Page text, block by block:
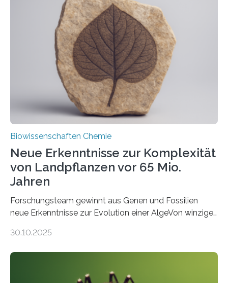
und Dr. Ismaila Francis Yusuf hat nun einen bislang
unbekannten Qualitätskontrollmechanismus des
peroxisomalen Proteintransports in der Bäckerhefe
Saccharomyces cerevisiae entdeckt, der für die
Funktionsfähigkeit der Organellen entscheidend ist. Die
Studie wurde am 28. Oktober 2025 in der
Fachzeitschrift…
Biowissenschaften Chemie
Neue Erkenntnisse zur Komplexität
von Landpflanzen vor 65 Mio.
Jahren
Forschungsteam gewinnt aus Genen und Fossilien
neue Erkenntnisse zur Evolution einer AlgeVon winzigen
Landpflanzen zählen zu den komplexesten
Grünalgen, die vor Hunderten von Millionen Jahren
30.10.2025